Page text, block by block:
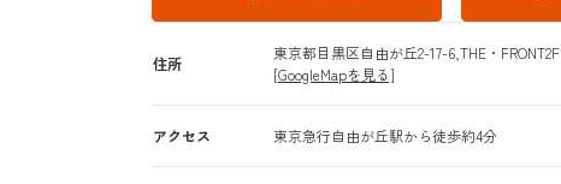
住所
東京都目黒区自由が丘2-17-6,THE・FRONT2F
[GoogleMapを見る]
アクセス 東京急行自由が丘駅から徒歩約4分